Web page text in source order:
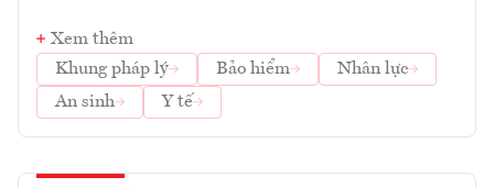
Xem thêm
Khung pháp lý
Bảo hiểm
Nhân lực
An sinh
Y tế